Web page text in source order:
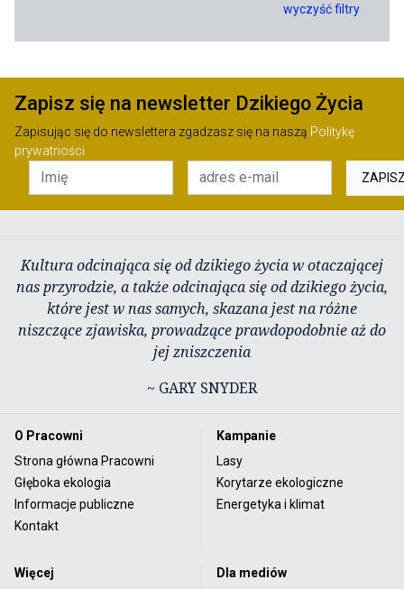
wyczyść filtry
Zapisz się na newsletter Dzikiego Życia
Zapisując się do newslettera zgadzasz się na naszą Politykę
prywatności
Kultura odcinająca się od dzikiego życia w otaczającej
nas przyrodzie, a także odcinająca się od dzikiego życia,
które jest w nas samych, skazana jest na różne
niszczące zjawiska, prowadzące prawdopodobnie aż do
jej zniszczenia
~ GARY SNYDER
O Pracowni
Strona główna Pracowni
Głęboka ekologia
Informacje publiczne
Kontakt
Kampanie
Lasy
Korytarze ekologiczne
Energetyka i klimat
Więcej
Dla mediów